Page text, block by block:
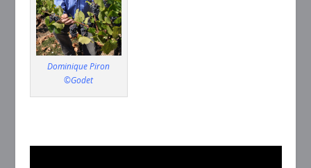
Dominique Piron
©Godet